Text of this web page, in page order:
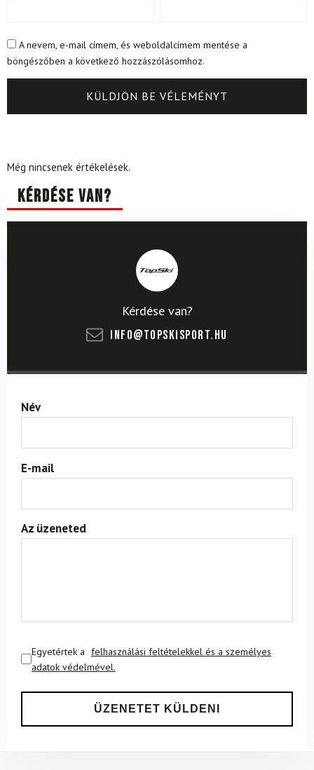
A nevem, e-mail címem, és weboldalcímem mentése a
böngészőben a következő hozzászólásomhoz.
Még nincsenek értékelések.
Kérdése van?
Kérdése van?
info@topskisport.hu
Név
E-mail
Az üzeneted
Egyetértek a felhasználási feltételekkel és a személyes
adatok védelmével.